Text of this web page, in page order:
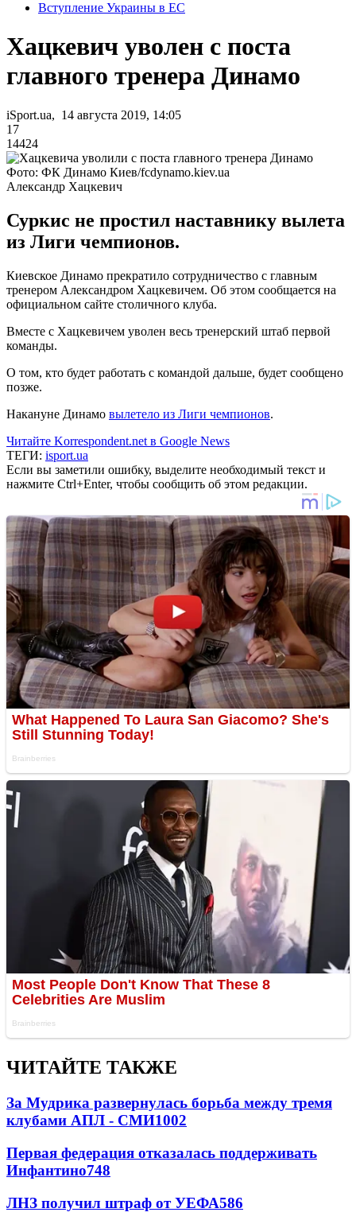
Вступление Украины в ЕС
Хацкевич уволен с поста
главного тренера Динамо
iSport.ua, 14 августа 2019, 14:05
17
14424
Фото: ФК Динамо Киев/fcdynamo.kiev.ua
Александр Хацкевич
Суркис не простил наставнику вылета
из Лиги чемпионов.
Киевское Динамо прекратило сотрудничество с главным
тренером Александром Хацкевичем. Об этом сообщается на
официальном сайте столичного клуба.
Вместе с Хацкевичем уволен весь тренерский штаб первой
команды.
О том, кто будет работать с командой дальше, будет сообщено
позже.
Накануне Динамо вылетело из Лиги чемпионов.
Читайте Korrespondent.net в Google News
ТЕГИ: isport.ua
Если вы заметили ошибку, выделите необходимый текст и
нажмите Ctrl+Enter, чтобы сообщить об этом редакции.
ЧИТАЙТЕ ТАКЖЕ
За Мудрика развернулась борьба между тремя
клубами АПЛ - СМИ1002
Первая федерация отказалась поддерживать
Инфантино748
ЛНЗ получил штраф от УЕФА586